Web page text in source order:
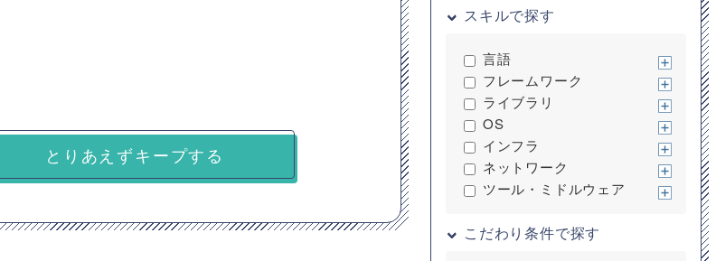
とりあえずキープする
スキルで探す
言語
フレームワーク
ライブラリ
OS
インフラ
ネットワーク
ツール・ミドルウェア
こだわり条件で探す